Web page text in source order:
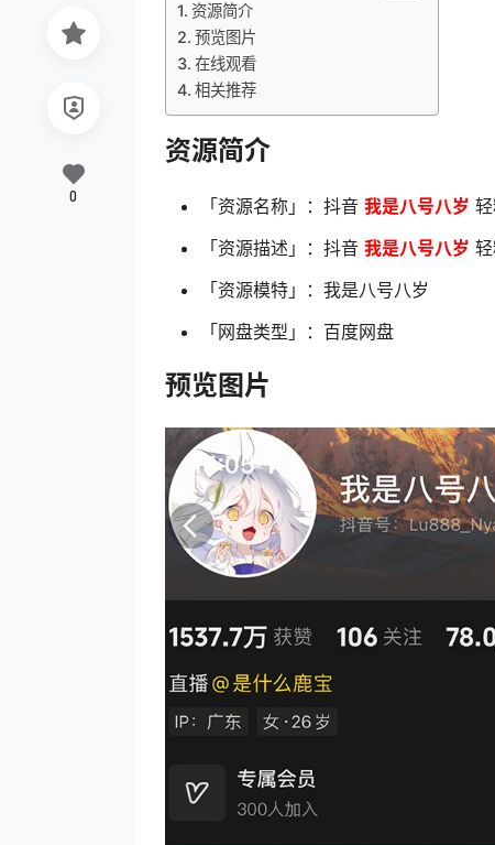
资源简介
预览图片
在线观看
相关推荐
资源简介
「资源名称」：抖音 我是八号八岁
「资源描述」：抖音 我是八号八岁
「资源模特」：我是八号八岁
「网盘类型」：百度网盘
预览图片
0